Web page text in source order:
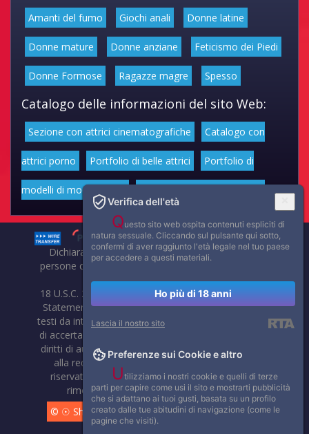
Amanti del fumo Giochi anali Donne latine
Donne mature Donne anziane Feticismo dei Piedi
Donne Formose Ragazze magre Spesso
Catalogo delle informazioni del sito Web:
Sezione con attrici cinematografiche Catalogo con
attrici porno Portfolio di belle attrici Portfolio di
modelli di moda volgari
Dichiarazione di non responsabilità: tutti i membri e le
persone che compaiono su questo sito hanno almeno 18
anni.
18 U.S.C. 2257 Record-Keeping Requirements Compliance
Statement. Affaritaliani, prima di pubblicare foto, video o
testi da internet, compie tutte le opportune verifiche al fine
di accertarne il libero regime di circolazione e non violare i
diritti di autore o altri diritti esclusivi di terzi. Per segnalare
alla redazione eventuali errori nell'uso del materiale
riservato, scriveteci: provvederemo prontamente alla
rimozione del materiale lesivo di diritti di terzi.
© ☉ Show di Sesso VivoCam. 2014 - 2026. Tutti i diritti
Verifica dell'età
Questo sito web ospita contenuti espliciti di
natura sessuale. Cliccando sul pulsante qui sotto,
confermi di aver raggiunto l'età legale nel tuo paese
per accedere a questi materiali.
Ho più di 18 anni
Lascia il nostro sito
Preferenze sui Cookie e altro
Utilizziamo i nostri cookie e quelli di terze
parti per capire come usi il sito e mostrarti pubblicità
che si adattano ai tuoi gusti, basata su un profilo
creato dalle tue abitudini di navigazione (come le
pagine che visiti).